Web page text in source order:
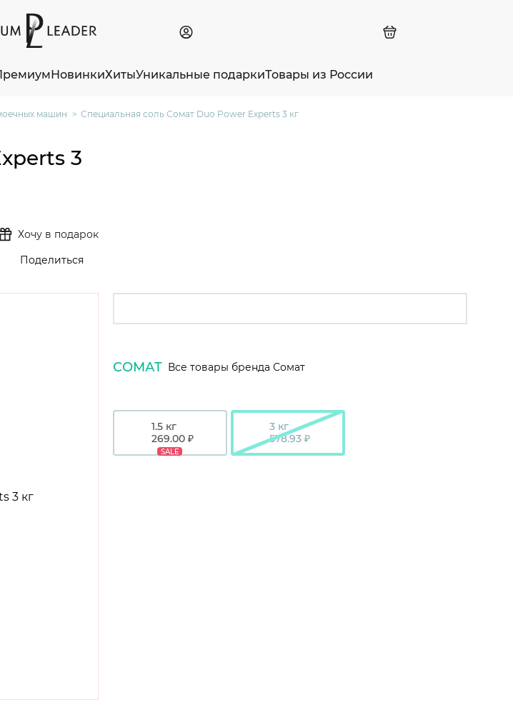
НовинкиХитыУникальные подаркиТовары из России
машин Специальная соль Сомат Duo Power Experts 3 кг
3
Хочу в подарок
Поделиться
1.5 кг
269.00 ₽
SALE
3 кг
578.93 ₽
СОМАТ Все товары бренда Сомат